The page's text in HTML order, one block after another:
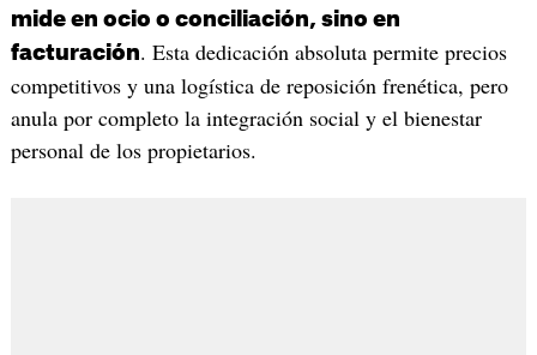
mide en ocio o conciliación, sino en
facturación. Esta dedicación absoluta permite precios
competitivos y una logística de reposición frenética, pero
anula por completo la integración social y el bienestar
personal de los propietarios.